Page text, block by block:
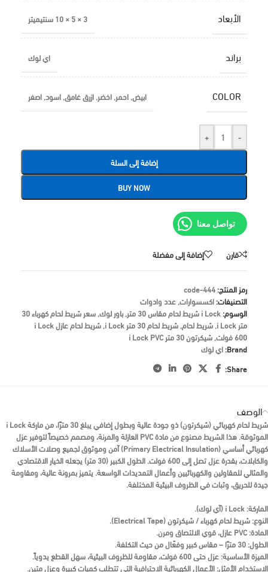
الأبعاد 3 × 5 × 10 سنتيميتر
براند اي لوك
COLOR ابيض,احمر,اخضر,ازرق غامق,اسود,اصفر
-
+
إضافة إلى السلة
BUY NOW
تواصل معنا
قارن إضافة إلى مفضلة
رمز المنتج:code-444
التصنيفات:اكسسوارات,عدد وادوات
الوسوم:i Lock شريط لحام مقاس 30 متر ,باور لوك,
سعر شريط لحام كهرباء 30
متر i Lock
,شريط لحام,شريط لحام 30 متر i Lock ,
شريط لحام عازل i Lock
600 فولت
,شيكرتون 30 متر i Lock PVC
Brand: اي لوك
Share:
الوصف
شريط لحام كهربائي (شيكرتون)ذو جودة عالية وبطول إضافي يبلغ30 مترًا ، من ماركةi Lock
الموثوقة. هذا الشريط مصنوع من مادةPVCالعازلة والمرنة، ومصمم خصيصاً لتوفير عزل
كهربائي أساسي (Primary Electrical Insulation) آمن وموثوق لجميع وصلات الأسلاك
والكابلات، بقدرة عزل تصل إلى 600 فولت. الطول الكبير (30 متر) يجعله الخيار الاقتصادي
والمثالي للمقاولين والكهربائيين وأعمال التمديدات الواسعة. يتميز بمرونة عالية، ومقاومة
جيدة للحريق، وثبات في الظروف البيئية المختلفة.
الماركة:i Lock(آي لوك).
النوع:شريط لحام كهرباء / شيكرتون(Electrical Tape).
المادة:PVC عازل، قوي الالتصاق ومرن.
الطول:30 مترًا
– مقاس كبير وفعّال من حيث التكلفة.
الميزة الأساسية:عزل حتى 600 فولت، مقاومة للظروف البيئية، سهل القطع يدوياً.
الاستخدام الأمثل:الأعمال الكهربائية الاحترافية التي تتطلب كميات كبيرة وعزل متين.